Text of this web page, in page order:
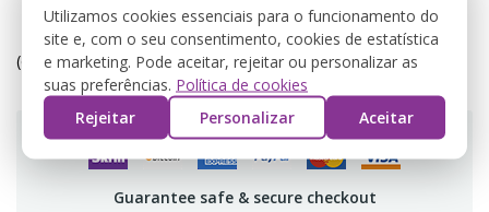
Política de devolução
(editar com o módulo Customer Reassurance)
Guarantee safe & secure checkout
Utilizamos cookies essenciais para o funcionamento do
site e, com o seu consentimento, cookies de estatística
e marketing. Pode aceitar, rejeitar ou personalizar as
suas preferências. Política de cookies
Rejeitar
Personalizar Aceitar